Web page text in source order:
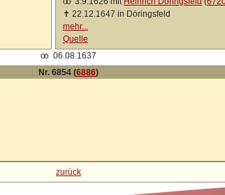
✝ 22.12.1647 in Döringsfeld
mehr...
Quelle
oo
06.08.1637
Nr. 6854 (6886)
zurück